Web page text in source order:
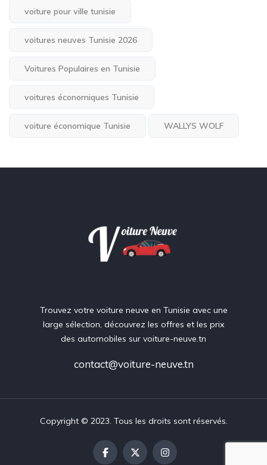
voiture pour ville tunisie
voitures neuves Tunisie 2026
Voitures Populaires en Tunisie
voitures économiques Tunisie
voiture économique Tunisie WALLYS WOLF
Trouvez votre voiture neuve en Tunisie avec une
large sélection, découvrez les offres et les prix
des automobiles sur voiture-neuve.tn
contact@voiture-neuve.tn
Copyright © 2023. Tous les droits sont réservés.